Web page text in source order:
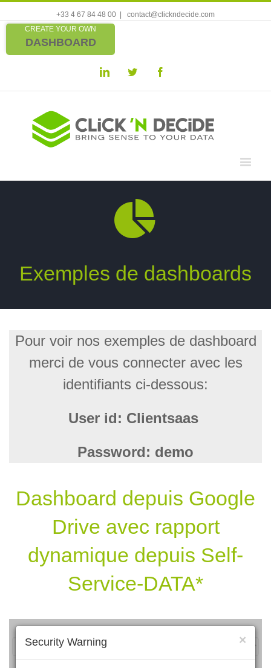
+33 4 67 84 48 00
contact@clickndecide.com
CREATE YOUR OWN
DASHBOARD
LinkedinTwitter
Exemples de dashboards
Pour voir nos exemples de dashboard
merci de vous connecter avec les
identifiants ci-dessous:
User id: Clientsaas
Password: demo
Dashboard depuis Google
Drive avec rapport
dynamique depuis Self-
Service-DATA*